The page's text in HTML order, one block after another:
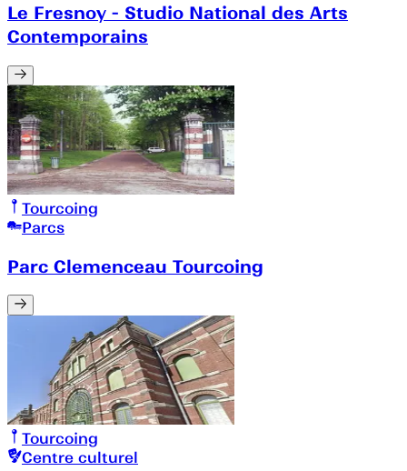
Le Fresnoy - Studio National des Arts
Contemporains
Tourcoing
Parcs
Parc Clemenceau Tourcoing
Tourcoing
Centre culturel